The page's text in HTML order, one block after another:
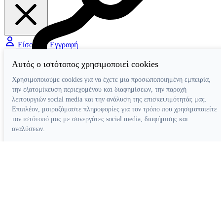
Διάφορα Βοηθήματα
Είσοδος / Εγγραφή
Αυτός ο ιστότοπος χρησιμοποιεί cookies
Χρησιμοποιούμε cookies για να έχετε μια προσωποποιημένη εμπειρία,
την εξατομίκευση περιεχομένου και διαφημίσεων, την παροχή
λειτουργιών social media και την ανάλυση της επισκεψιμότητάς μας.
Επιπλέον, μοιραζόμαστε πληροφορίες για τον τρόπο που χρησιμοποιείτε
τον ιστότοπό μας με συνεργάτες social media, διαφήμισης και
αναλύσεων.